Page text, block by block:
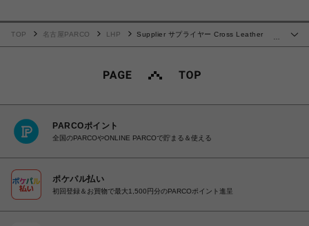
…
TOP 名古屋PARCO LHP
Supplier サプライヤー Cross Leather
PARCOポイント
全国のPARCOやONLINE PARCOで貯まる＆使える
ポケパル払い
初回登録＆お買物で最大1,500円分のPARCOポイント進呈